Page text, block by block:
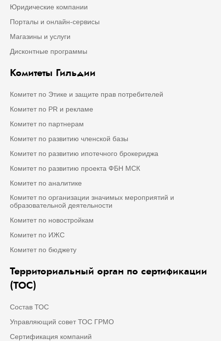
Юридические компании
Порталы и онлайн-сервисы
Магазины и услуги
Дисконтные программы
Комитеты Гильдии
Комитет по Этике и защите прав потребителей
Комитет по PR и рекламе
Комитет по партнерам
Комитет по развитию членской базы
Комитет по развитию ипотечного брокериджа
Комитет по развитию проекта ФБН МСК
Комитет по аналитике
Комитет по организации значимых мероприятий и
образовательной деятельности
Комитет по новостройкам
Комитет по ИЖС
Комитет по бюджету
Территориальный орган по сертификации
(ТОС)
Состав ТОС
Управляющий совет ТОС ГРМО
Сертификация компаний